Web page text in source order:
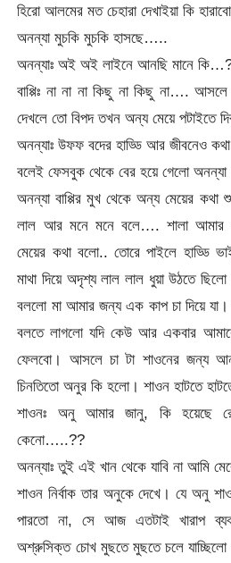
হিরো আলমের মত চেহারা দেখাইয়া কি
অনন্যা মুচকি মুচকি হাসছে…..
অনন্যাঃ অই অই লাইনে আনছি মানে
বাপ্পিঃ না না না কিছু না কিছু না….
দেখলে তো বিপদ তখন অন্য মেয়ে পটাইতে
অনন্যাঃ উফফ বদের হাড্ডি আর জীবনেও
বলেই ফেসবুক থেকে বের হয়ে গেলো
অনন্যা বাপ্পির মুখ থেকে অন্য মেয়ের কথা
লাল আর মনে মনে বলে…. শালা আমার
মেয়ের কথা বলো.. তোরে পাইলে হাড্ডি
মাথা দিয়ে অদৃশ্য লাল লাল ধুয়া উঠতে
বললো মা আমার জন্য এক কাপ চা দিয়ে
বলতে লাগলো যদি কেউ আর একবার
ফেলবো। আসলে চা টা শাওনের জন্য
চিনতিতো অনুর কি হলো। শাওন হাটতে
শাওনঃ অনু আমার জানু, কি হয়েছে
কেনো…..??
অনন্যাঃ তুই এই খান থেকে যাবি না আমি
শাওন নির্বাক তার অনুকে দেখে। যে অনু
পারতো না, সে আজ এতটাই খারাপ
অশ্রুসিক্ত চোখ মুছতে মুছতে চলে